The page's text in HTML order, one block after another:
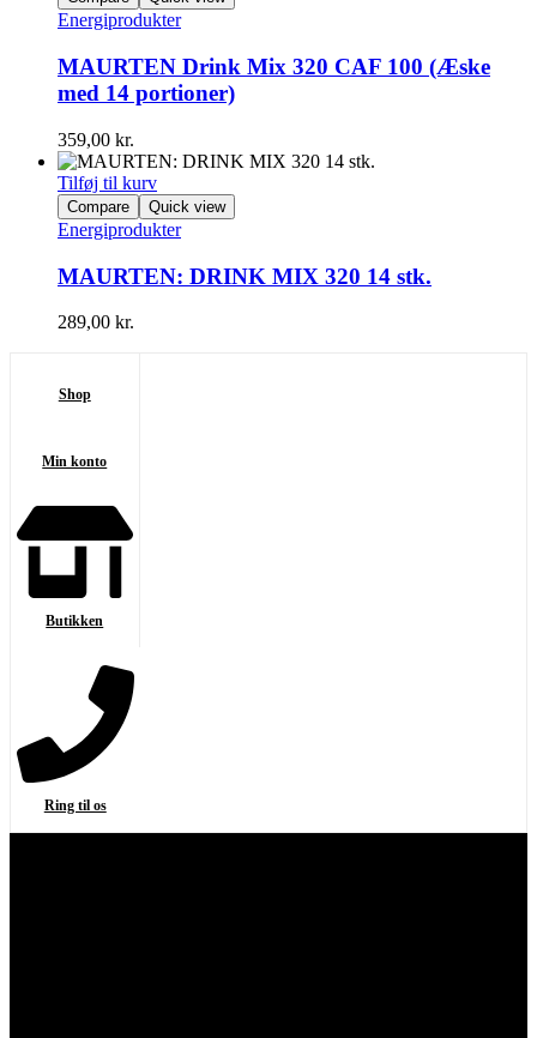
Energiprodukter
MAURTEN Drink Mix 320 CAF 100 (Æske
med 14 portioner)
359,00 kr.
Tilføj til kurv
Compare Quick view
Energiprodukter
MAURTEN: DRINK MIX 320 14 stk.
289,00 kr.
Shop
Min konto
Butikken
Ring til os